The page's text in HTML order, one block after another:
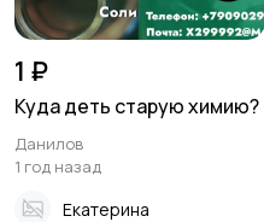
1 ₽
Куда деть старую химию?
Данилов
1 год назад
Екатерина